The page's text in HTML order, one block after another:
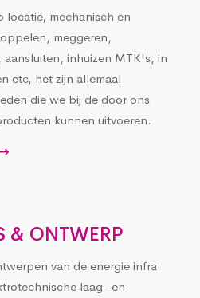
locatie, mechanisch en
meggeren,
aansluiten, inhuizen MTK's, in
etc, het zijn allemaal
die we bij de door ons
kunnen uitvoeren.
& ONTWERP
van de energie infra
laag- en